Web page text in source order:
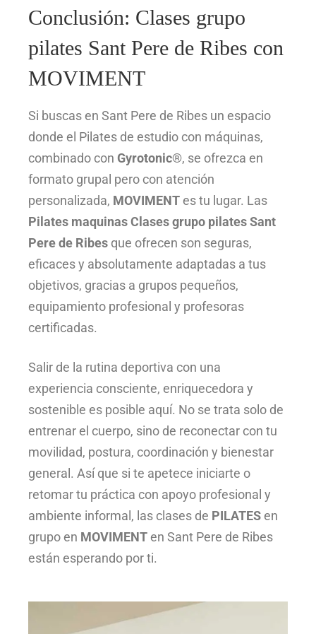
Conclusión: Clases grupo
pilates Sant Pere de Ribes con
MOVIMENT
Si buscas en Sant Pere de Ribes un espacio
donde el Pilates de estudio con máquinas,
combinado con Gyrotonic®, se ofrezca en
formato grupal pero con atención
personalizada, MOVIMENT es tu lugar. Las
Pilates maquinas Clases grupo pilates Sant
Pere de Ribes que ofrecen son seguras,
eficaces y absolutamente adaptadas a tus
objetivos, gracias a grupos pequeños,
equipamiento profesional y profesoras
certificadas.
Salir de la rutina deportiva con una
experiencia consciente, enriquecedora y
sostenible es posible aquí. No se trata solo de
entrenar el cuerpo, sino de reconectar con tu
movilidad, postura, coordinación y bienestar
general. Así que si te apetece iniciarte o
retomar tu práctica con apoyo profesional y
ambiente informal, las clases de PILATES en
grupo en MOVIMENT en Sant Pere de Ribes
están esperando por ti.